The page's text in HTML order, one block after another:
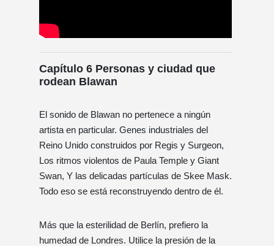
Capítulo 6 Personas y ciudad que
rodean Blawan
El sonido de Blawan no pertenece a ningún
artista en particular. Genes industriales del
Reino Unido construidos por Regis y Surgeon,
Los ritmos violentos de Paula Temple y Giant
Swan, Y las delicadas partículas de Skee Mask.
Todo eso se está reconstruyendo dentro de él.
Más que la esterilidad de Berlín, prefiero la
humedad de Londres. Utilice la presión de la